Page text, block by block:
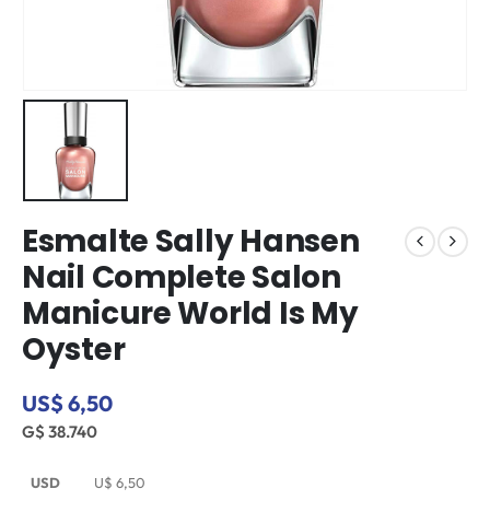
Esmalte Sally Hansen
Nail Complete Salon
Manicure World Is My
Oyster
US$ 6,50
G$ 38.740
USD U$ 6,50